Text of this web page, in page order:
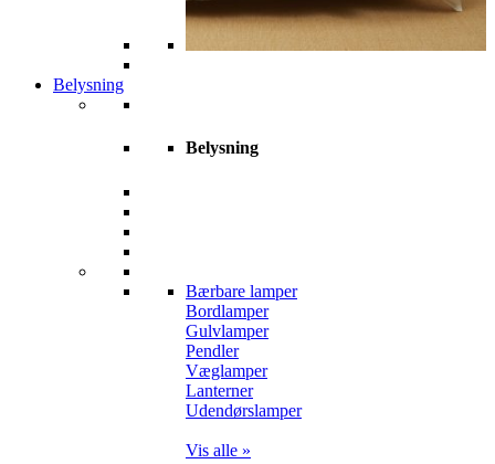
Belysning
Belysning
Bærbare lamper
Bordlamper
Gulvlamper
Pendler
Væglamper
Lanterner
Udendørslamper
Vis alle »